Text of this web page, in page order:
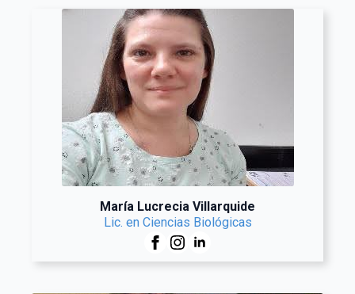
María Lucrecia Villarquide
Lic. en Ciencias Biológicas